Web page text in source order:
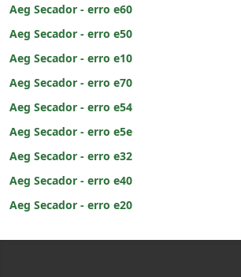
Aeg Secador - erro e60
Aeg Secador - erro e50
Aeg Secador - erro e10
Aeg Secador - erro e70
Aeg Secador - erro e54
Aeg Secador - erro e5e
Aeg Secador - erro e32
Aeg Secador - erro e40
Aeg Secador - erro e20